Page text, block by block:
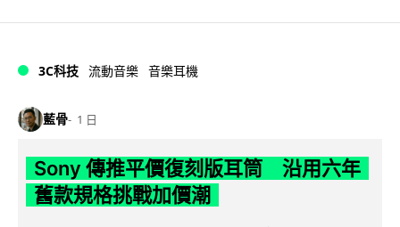
3C科技 流動音樂 音樂耳機
藍骨 1 日
Sony 傳推平價復刻版耳筒 沿用六年
舊款規格挑戰加價潮